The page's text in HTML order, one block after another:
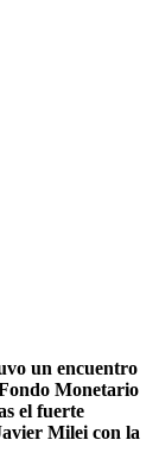
un encuentro
Monetario
el fuerte
Milei con la